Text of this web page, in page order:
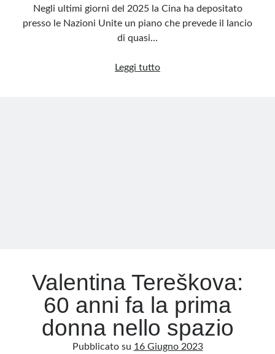
pubblicato dai lettori nei commenti ai vari post. Saranno comunque cancellati quelli
ritenuti offensivi o lesivi dell’immagine o dell’onorabilità di terzi, di genere spam,
razzisti o che contengano dati personali non conformi al rispetto delle norme sulla
privacy. Alcune immagini inserite in questo blog sono tratte da Internet e, pertanto,
considerate di pubblico dominio. Qualora la loro pubblicazione violasse eventuali
diritti d’autore, vi invito a comunicarlo via e-mail a info[at]dinovalle.it e saranno
Negli ultimi giorni del 2025 la Cina ha depositato
presso le Nazioni Unite un piano che prevede il lancio
di quasi…
Leggi tuttoCielo
Valentina Tereškova:
60 anni fa la prima
donna nello spazio
Pubblicato su 16 Giugno 2023